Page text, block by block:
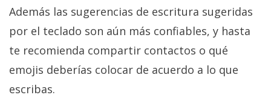
Además las sugerencias de escritura sugeridas
por el teclado son aún más confiables, y hasta
te recomienda compartir contactos o qué
emojis deberías colocar de acuerdo a lo que
escribas.